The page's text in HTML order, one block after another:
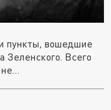
пункты, вошедшие
Зеленского. Всего